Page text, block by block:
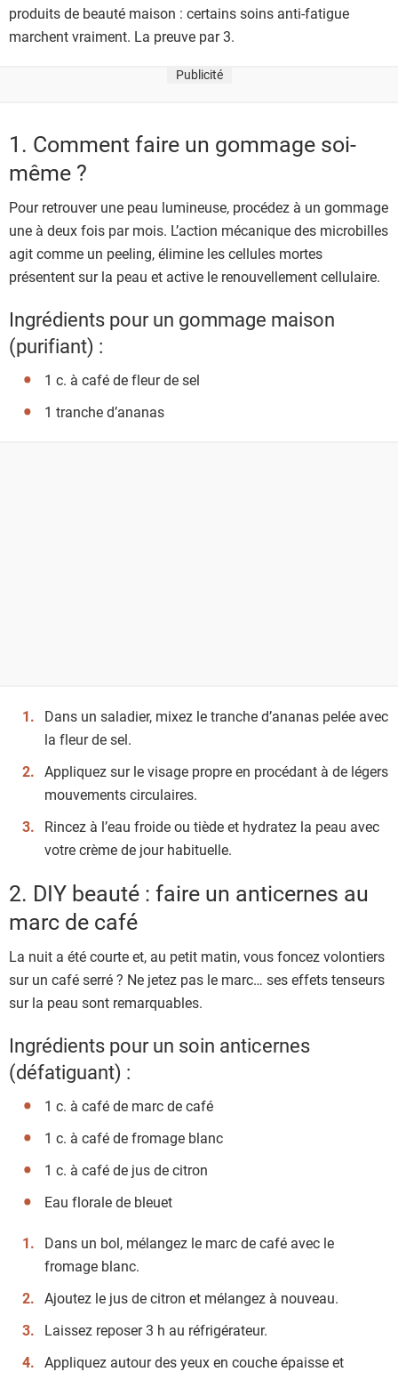
produits de beauté maison : certains soins anti-fatigue
marchent vraiment. La preuve par 3.
Publicité
1. Comment faire un gommage soi-
même ?
Pour retrouver une peau lumineuse, procédez à un gommage
une à deux fois par mois. L’action mécanique des microbilles
agit comme un peeling, élimine les cellules mortes
présentent sur la peau et active le renouvellement cellulaire.
Ingrédients pour un gommage maison
(purifiant) :
1 c. à café de fleur de sel
1 tranche d’ananas
Dans un saladier, mixez le tranche d’ananas pelée avec
la fleur de sel.
Appliquez sur le visage propre en procédant à de légers
mouvements circulaires.
Rincez à l’eau froide ou tiède et hydratez la peau avec
votre crème de jour habituelle.
2. DIY beauté : faire un anticernes au
marc de café
La nuit a été courte et, au petit matin, vous foncez volontiers
sur un café serré ? Ne jetez pas le marc… ses effets tenseurs
sur la peau sont remarquables.
Ingrédients pour un soin anticernes
(défatiguant) :
1 c. à café de marc de café
1 c. à café de fromage blanc
1 c. à café de jus de citron
Eau florale de bleuet
Dans un bol, mélangez le marc de café avec le
fromage blanc.
Ajoutez le jus de citron et mélangez à nouveau.
Laissez reposer 3 h au réfrigérateur.
Appliquez autour des yeux en couche épaisse et